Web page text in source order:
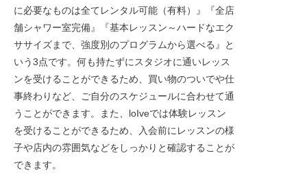
に必要なものは全てレンタル可能（有料）』『全店
舗シャワー室完備』『基本レッスン～ハードなエク
ササイズまで、強度別のプログラムから選べる』と
いう3点です。何も持たずにスタジオに通いレッス
ンを受けることができるため、買い物のついでや仕
事終わりなど、ご自分のスケジュールに合わせて通
うことができます。また、loIveでは体験レッスン
を受けることができるため、入会前にレッスンの様
子や店内の雰囲気などをしっかりと確認することが
できます。